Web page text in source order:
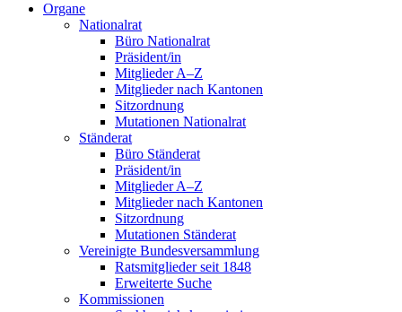
Organe
Nationalrat
Büro Nationalrat
Präsident/in
Mitglieder A–Z
Mitglieder nach Kantonen
Sitzordnung
Mutationen Nationalrat
Ständerat
Büro Ständerat
Präsident/in
Mitglieder A–Z
Mitglieder nach Kantonen
Sitzordnung
Mutationen Ständerat
Vereinigte Bundesversammlung
Ratsmitglieder seit 1848
Erweiterte Suche
Kommissionen